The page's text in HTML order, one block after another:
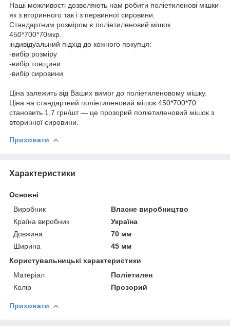
Наші можливості дозволяють нам робити поліетиленові мішки
як з вторинного так і з первинної сировини.
Стандартним розміром є поліетиленовий мішок
450*700*70мкр.
індивідуальний підхід до кожного покупця:
-вибір розміру
-вибір товщини
-вибір сировини
Ціна залежить від Ваших вимог до поліетиленовому мішку.
Ціна на стандартний поліетиленовий мішок 450*700*70
становить 1,7 грн/шт ― це прозорий поліетиленовий мішок з
вторинної сировини.
Приховати
Характеристики
Основні
Виробник
Власне виробництво
Країна виробник
Україна
Довжина
70 мм
Ширина
45 мм
Користувальницькі характеристики
Матеріал
Поліетилен
Колір
Прозорий
Приховати